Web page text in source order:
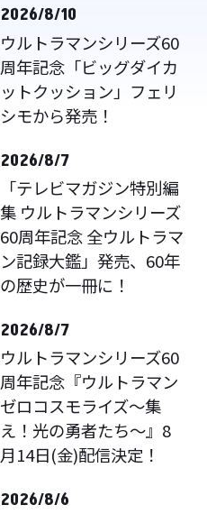
2026/8/10
ウルトラマンシリーズ60
周年記念「ビッグダイカ
ットクッション」フェリ
シモから発売！
2026/8/7
「テレビマガジン特別編
集 ウルトラマンシリーズ
60周年記念 全ウルトラマ
ン記録大鑑」発売、60年
の歴史が一冊に！
2026/8/7
ウルトラマンシリーズ60
周年記念『ウルトラマン
ゼロコスモライズ～集
え！光の勇者たち～』8
月14日(金)配信決定！
2026/8/6